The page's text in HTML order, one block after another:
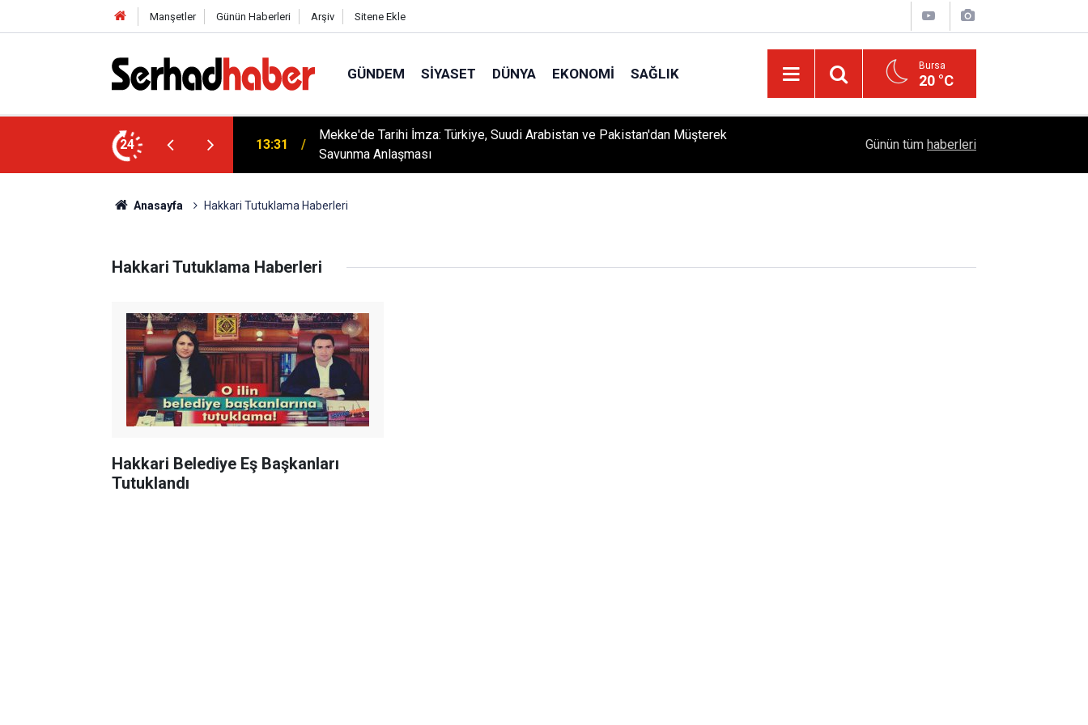
Manşetler Günün Haberleri Arşiv Sitene Ekle
GÜNDEM SIYASET DÜNYA EKONOMI SAĞLIK Bursa
20 °C
24
Sınavı Takvimi Açıklandı: Aşırı
13:31
Mekke'de Tarihi İmza: Türkiye, Suudi Arabistan ve Pakistan'dan Müşterek
Savunma Anlaşması
YÜSİAD’dan Sanayiye Güçlü Destek: Ayhan
Günün tüm haberleri
Anasayfa Hakkari Tutuklama Haberleri
Hakkari Tutuklama Haberleri
Hakkari Belediye Eş Başkanları
Tutuklandı